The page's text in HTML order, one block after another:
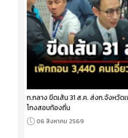
ก.กลาง ขีดเส้น 31 ส.ค. ส่งก.จังหวัด
โกงสอบท้องถิ่น
06 สิงหาคม 2569